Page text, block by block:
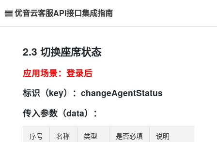
优音云客服API接口集成指南
2.3 切换座席状态
应用场景：登录后
标识（key）：changeAgentStatus
传入参数（data）：
序号 名称 类型 是否必填 说明